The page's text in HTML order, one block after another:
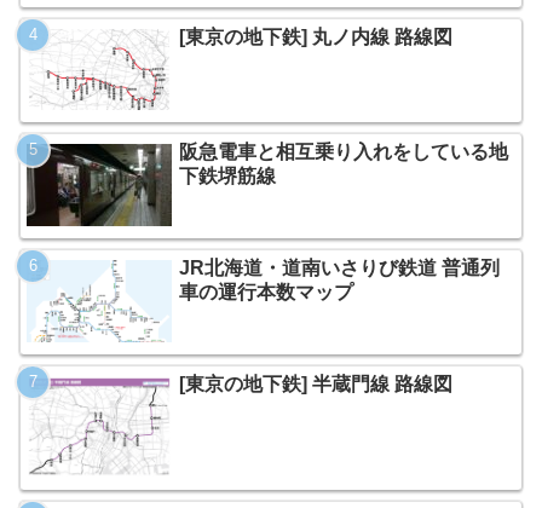
[東京の地下鉄] 丸ノ内線 路線図
阪急電車と相互乗り入れをしている地
下鉄堺筋線
JR北海道・道南いさりび鉄道 普通列
車の運行本数マップ
[東京の地下鉄] 半蔵門線 路線図